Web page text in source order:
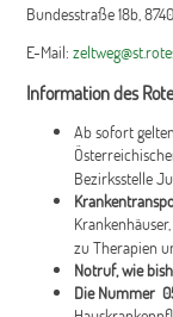
Bundesstraße 18b,
E-Mail:
Information des
Ab sofort
Bezirksstelle
Krankenhäuser,
zu Therapien
Notruf, wie
Die Nummer